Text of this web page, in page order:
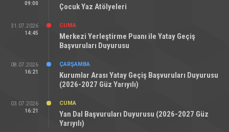
09:00
Çocuk Yaz Atölyeleri
31.07.2026
14:45
CUMA
Merkezi Yerleştirme Puanı ile Yatay Geçiş
Başvuruları Duyurusu
08.07.2026
16:21
ÇARŞAMBA
Kurumlar Arası Yatay Geçiş Başvuruları Duyurusu
(2026-2027 Güz Yarıyılı)
03.07.2026
16:21
CUMA
Yan Dal Başvuruları Duyurusu (2026-2027 Güz
Yarıyılı)